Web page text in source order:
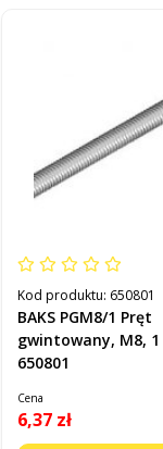
Kod produktu: 650801
BAKS PGM8/1 Pręt
gwintowany, M8, 1
650801
Cena
6,37 zł